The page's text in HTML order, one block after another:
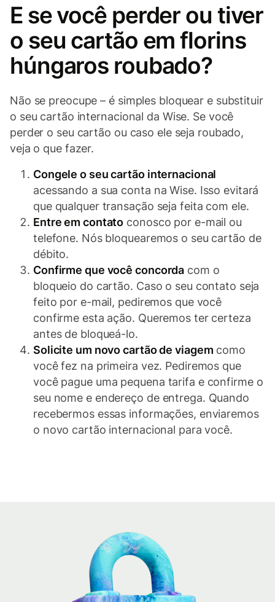
E se você perder ou tiver
o seu cartão em florins
húngaros roubado?
Não se preocupe – é simples bloquear e substituir
o seu cartão internacional da Wise. Se você
perder o seu cartão ou caso ele seja roubado,
veja o que fazer.
Congele o seu cartão internacional
acessando a sua conta na Wise. Isso evitará
que qualquer transação seja feita com ele.
Entre em contato conosco por e-mail ou
telefone. Nós bloquearemos o seu cartão de
débito.
Confirme que você concorda com o
bloqueio do cartão. Caso o seu contato seja
feito por e-mail, pediremos que você
confirme esta ação. Queremos ter certeza
antes de bloqueá-lo.
Solicite um novo cartão de viagem como
você fez na primeira vez. Pediremos que
você pague uma pequena tarifa e confirme o
seu nome e endereço de entrega. Quando
recebermos essas informações, enviaremos
o novo cartão internacional para você.